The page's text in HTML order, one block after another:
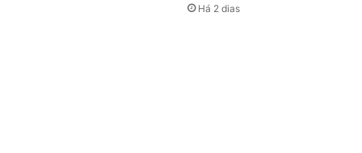
Há 2 dias